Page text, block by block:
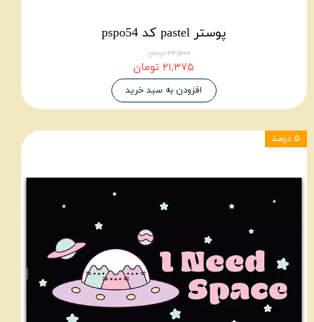
پوستر pastel کد pspo54
۲۲,۵۰۰ تومان
۲۱,۳۷۵ تومان
افزودن به سبد خرید
۵ درصد